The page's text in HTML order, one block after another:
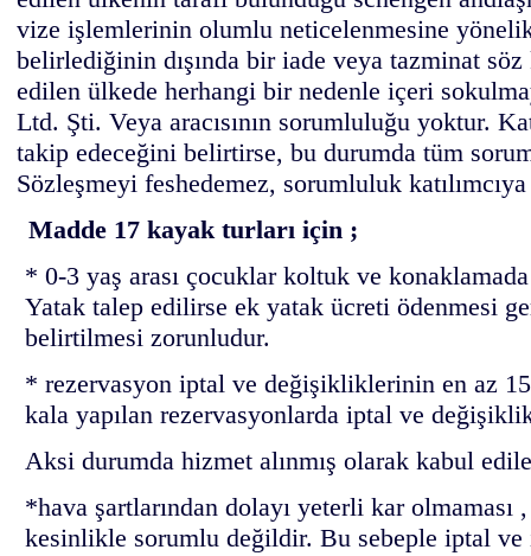
vize işlemlerinin olumlu neticelenmesine
belirlediğinin dışında bir iade veya tazminat
edilen ülkede herhangi bir nedenle içeri
Ltd. Şti. Veya aracısının sorumluluğu yoktur.
takip edeceğini belirtirse, bu durumda tüm
Sözleşmeyi feshedemez, sorumluluk
Madde 17 kayak turları için ;
* 0-3 yaş arası çocuklar koltuk ve
Yatak talep edilirse ek yatak ücreti ödenmesi
belirtilmesi zorunludur.
* rezervasyon iptal ve değişikliklerinin en az
kala yapılan rezervasyonlarda iptal ve
Aksi durumda hizmet alınmış olarak kabul
*hava şartlarından dolayı yeterli kar
kesinlikle sorumlu değildir. Bu sebeple iptal ve